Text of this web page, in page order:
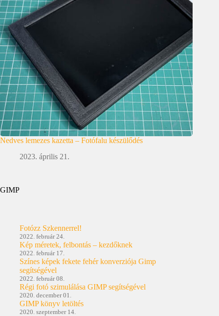
Nedves lemezes kazetta – Fotófalu készülődés
2023. április 21.
GIMP
Fotózz Szkennerrel!
2022. február 24.
Kép méretek, felbontás – kezdőknek
2022. február 17.
Színes képek fekete fehér konverziója Gimp
segítségével
2022. február 08.
Régi fotó szimulálása GIMP segítségével
2020. december 01.
GIMP könyv letöltés
2020. szeptember 14.